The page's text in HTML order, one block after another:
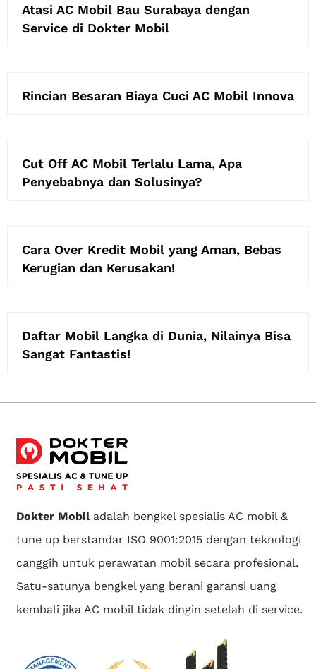
Atasi AC Mobil Bau Surabaya dengan
Service di Dokter Mobil
Rincian Besaran Biaya Cuci AC Mobil Innova
Cut Off AC Mobil Terlalu Lama, Apa
Penyebabnya dan Solusinya?
Cara Over Kredit Mobil yang Aman, Bebas
Kerugian dan Kerusakan!
Daftar Mobil Langka di Dunia, Nilainya Bisa
Sangat Fantastis!
Dokter Mobiladalah bengkel spesialis AC mobil &
tune up berstandar ISO 9001:2015 dengan teknologi
canggih untuk perawatan mobil secara profesional.
Satu-satunya bengkel yang berani garansi uang
kembali jika AC mobil tidak dingin setelah di service.